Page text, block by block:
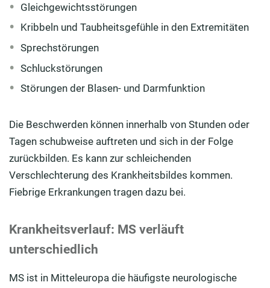
Gleichgewichtsstörungen
Kribbeln und Taubheitsgefühle in den Extremitäten
Sprechstörungen
Schluckstörungen
Störungen der Blasen- und Darmfunktion
Die Beschwerden können innerhalb von Stunden oder
Tagen schubweise auftreten und sich in der Folge
zurückbilden. Es kann zur schleichenden
Verschlechterung des Krankheitsbildes kommen.
Fiebrige Erkrankungen tragen dazu bei.
Krankheitsverlauf: MS verläuft
unterschiedlich
MS ist in Mitteleuropa die häufigste neurologische